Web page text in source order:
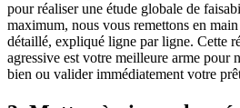
pour réaliser une étude globale de
maximum, nous vous remettons en
détaillé, expliqué ligne par ligne. Cette
agressive est votre meilleure arme pour
bien ou valider immédiatement votre